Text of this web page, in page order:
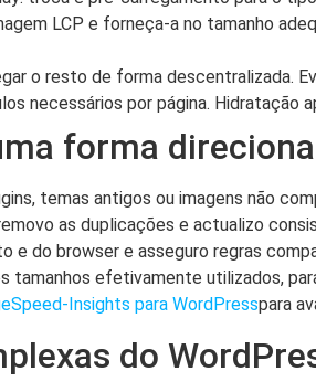
LCP e forneça-a no tamanho
o resto de forma descentralizada.
necessários por página. Hidratação
forma
temas antigos ou imagens não
as duplicações e actualizo
e do browser e asseguro regras
tamanhos efetivamente utilizados,
Insights para WordPresspara
do